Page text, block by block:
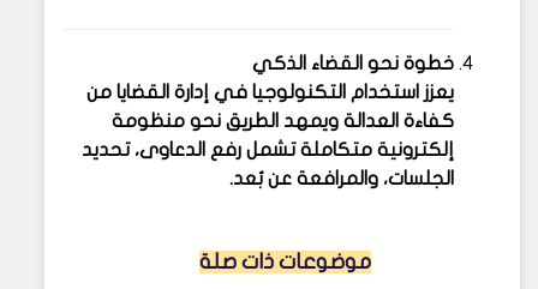
خطوة نحو القضاء الذكي
يعزز استخدام التكنولوجيا في إدارة القضايا من
كفاءة العدالة ويمهد الطريق نحو منظومة
إلكترونية متكاملة تشمل رفع الدعاوى، تحديد
الجلسات، والمرافعة عن بُعد.
موضوعات ذات صلة